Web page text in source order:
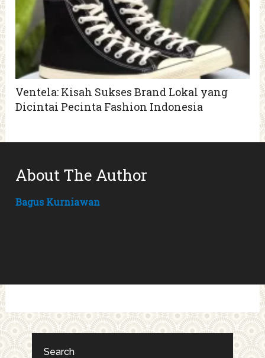
Ventela: Kisah Sukses Brand Lokal yang
Dicintai Pecinta Fashion Indonesia
About The Author
Bagus Kurniawan
Search